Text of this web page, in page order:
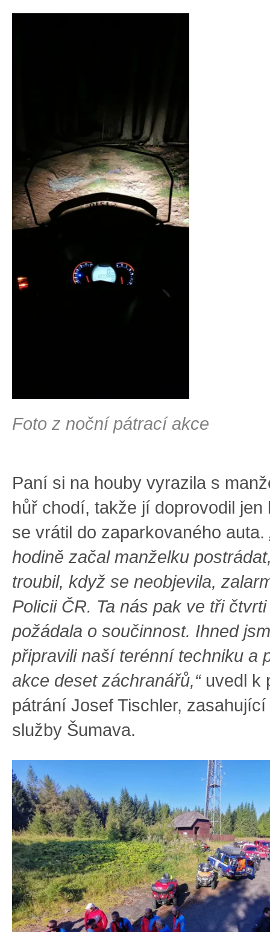
Foto z noční pátrací akce
Paní si na houby vyrazila s
hůř chodí, takže jí doprovodil jen
se vrátil do zaparkovaného auta.
hodině začal manželku
troubil, když se neobjevila,
Policii ČR. Ta nás pak ve tři
požádala o součinnost. Ihned
připravili naší terénní techniku a
akce deset záchranářů,“uvedl k
pátrání Josef Tischler,
služby Šumava.